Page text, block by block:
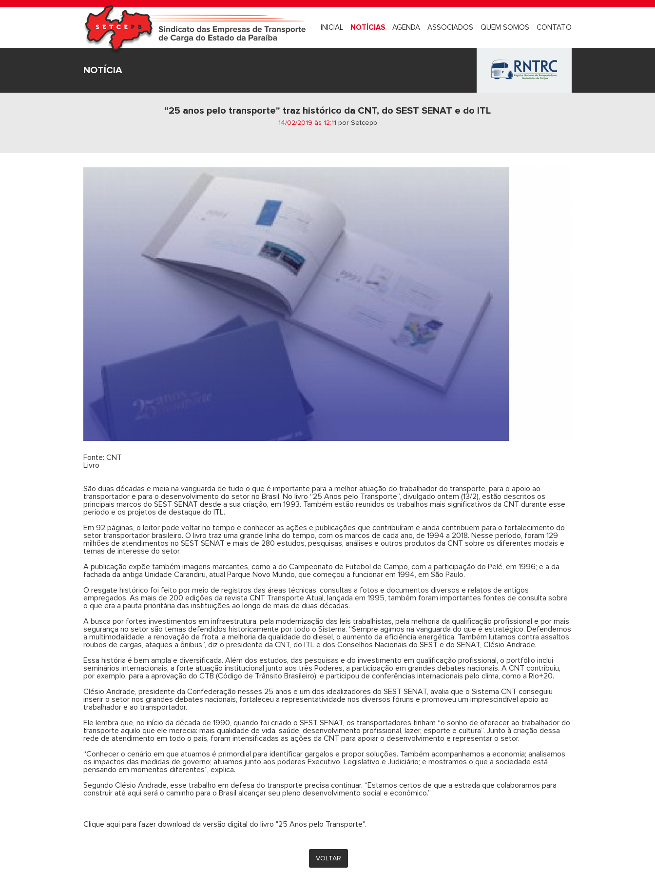
INICIAL NOTÍCIAS AGENDA ASSOCIADOS QUEM SOMOS CONTATO
NOTÍCIA
"25 anos pelo transporte" traz histórico da CNT, do SEST SENAT e do ITL
14/02/2019 às 12:11 por Setcepb
Fonte: CNT
Livro
São duas décadas e meia na vanguarda de tudo o que é importante para a melhor atuação do trabalhador do transporte, para o apoio ao
transportador e para o desenvolvimento do setor no Brasil. No livro “25 Anos pelo Transporte”, divulgado ontem (13/2), estão descritos os
principais marcos do SEST SENAT desde a sua criação, em 1993. Também estão reunidos os trabalhos mais significativos da CNT durante esse
período e os projetos de destaque do ITL.
Em 92 páginas, o leitor pode voltar no tempo e conhecer as ações e publicações que contribuíram e ainda contribuem para o fortalecimento do
setor transportador brasileiro. O livro traz uma grande linha do tempo, com os marcos de cada ano, de 1994 a 2018. Nesse período, foram 129
milhões de atendimentos no SEST SENAT e mais de 280 estudos, pesquisas, análises e outros produtos da CNT sobre os diferentes modais e
temas de interesse do setor.
A publicação expõe também imagens marcantes, como a do Campeonato de Futebol de Campo, com a participação do Pelé, em 1996; e a da
fachada da antiga Unidade Carandiru, atual Parque Novo Mundo, que começou a funcionar em 1994, em São Paulo.
O resgate histórico foi feito por meio de registros das áreas técnicas, consultas a fotos e documentos diversos e relatos de antigos
empregados. As mais de 200 edições da revista CNT Transporte Atual, lançada em 1995, também foram importantes fontes de consulta sobre
o que era a pauta prioritária das instituições ao longo de mais de duas décadas.
A busca por fortes investimentos em infraestrutura, pela modernização das leis trabalhistas, pela melhoria da qualificação profissional e por mais
segurança no setor são temas defendidos historicamente por todo o Sistema. “Sempre agimos na vanguarda do que é estratégico. Defendemos
a multimodalidade, a renovação de frota, a melhoria da qualidade do diesel, o aumento da eficiência energética. Também lutamos contra assaltos,
roubos de cargas, ataques a ônibus”, diz o presidente da CNT, do ITL e dos Conselhos Nacionais do SEST e do SENAT, Clésio Andrade.
Essa história é bem ampla e diversificada. Além dos estudos, das pesquisas e do investimento em qualificação profissional, o portfólio inclui
seminários internacionais, a forte atuação institucional junto aos três Poderes, a participação em grandes debates nacionais. A CNT contribuiu,
por exemplo, para a aprovação do CTB (Código de Trânsito Brasileiro); e participou de conferências internacionais pelo clima, como a Rio+20.
Clésio Andrade, presidente da Confederação nesses 25 anos e um dos idealizadores do SEST SENAT, avalia que o Sistema CNT conseguiu
inserir o setor nos grandes debates nacionais, fortaleceu a representatividade nos diversos fóruns e promoveu um imprescindível apoio ao
trabalhador e ao transportador.
Ele lembra que, no início da década de 1990, quando foi criado o SEST SENAT, os transportadores tinham “o sonho de oferecer ao trabalhador do
transporte aquilo que ele merecia: mais qualidade de vida, saúde, desenvolvimento profissional, lazer, esporte e cultura”. Junto à criação dessa
rede de atendimento em todo o país, foram intensificadas as ações da CNT para apoiar o desenvolvimento e representar o setor.
“Conhecer o cenário em que atuamos é primordial para identificar gargalos e propor soluções. Também acompanhamos a economia; analisamos
os impactos das medidas de governo; atuamos junto aos poderes Executivo, Legislativo e Judiciário; e mostramos o que a sociedade está
pensando em momentos diferentes”, explica.
Segundo Clésio Andrade, esse trabalho em defesa do transporte precisa continuar. “Estamos certos de que a estrada que colaboramos para
construir até aqui será o caminho para o Brasil alcançar seu pleno desenvolvimento social e econômico.”
Clique aqui para fazer download da versão digital do livro "25 Anos pelo Transporte".
VOLTAR